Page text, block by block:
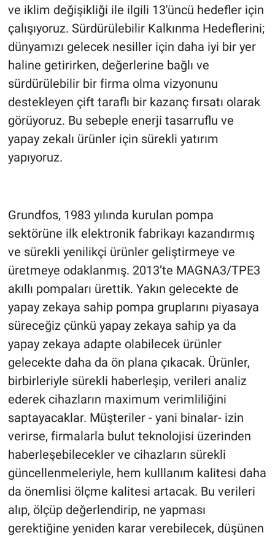
ve iklim değişikliği ile ilgili 13'üncü hedefler için
çalışıyoruz. Sürdürülebilir Kalkınma Hedeflerini;
dünyamızı gelecek nesiller için daha iyi bir yer
haline getirirken, değerlerine bağlı ve
sürdürülebilir bir firma olma vizyonunu
destekleyen çift taraflı bir kazanç fırsatı olarak
görüyoruz. Bu sebeple enerji tasarruflu ve
yapay zekalı ürünler için sürekli yatırım
yapıyoruz.
Grundfos, 1983 yılında kurulan pompa
sektörüne ilk elektronik fabrikayı kazandırmış
ve sürekli yenilikçi ürünler geliştirmeye ve
üretmeye odaklanmış. 2013’te MAGNA3/TPE3
akıllı pompaları ürettik. Yakın gelecekte de
yapay zekaya sahip pompa gruplarını piyasaya
süreceğiz çünkü yapay zekaya sahip ya da
yapay zekaya adapte olabilecek ürünler
gelecekte daha da ön plana çıkacak. Ürünler,
birbirleriyle sürekli haberleşip, verileri analiz
ederek cihazların maximum verimliliğini
saptayacaklar. Müşteriler - yani binalar- izin
verirse, firmalarla bulut teknolojisi üzerinden
haberleşebilecekler ve cihazların sürekli
güncellenmeleriyle, hem kulllanım kalitesi daha
da önemlisi ölçme kalitesi artacak. Bu verileri
alıp, ölçüp değerlendirip, ne yapması
gerektiğine yeniden karar verebilecek, düşünen